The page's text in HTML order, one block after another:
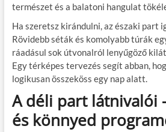
természet és a balatoni hangulat
Ha szeretsz kirándulni, az északi part
Rövidebb séták és komolyabb túrák
ráadásul sok útvonalról lenyűgöző
Egy térképes tervezés segít abban,
logikusan összeköss egy nap alatt.
A déli part látnivalói
és könnyed